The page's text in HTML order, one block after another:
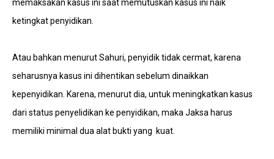
memaksakan kasus ini saat memutuskan kasus ini naik
ketingkat penyidikan.
Atau bahkan menurut Sahuri, penyidik tidak cermat, karena
seharusnya kasus ini dihentikan sebelum dinaikkan
kepenyidikan. Karena, menurut dia, untuk meningkatkan kasus
dari status penyelidikan ke penyidikan, maka Jaksa harus
memiliki minimal dua alat bukti yang kuat.